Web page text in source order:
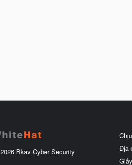
2026 Bkav Cyber Security
Địa